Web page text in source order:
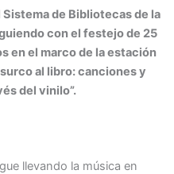
de Bibliotecas de la
con el festejo de 25
en el marco de la estación
al libro: canciones y
del vinilo”.
llevando la música en